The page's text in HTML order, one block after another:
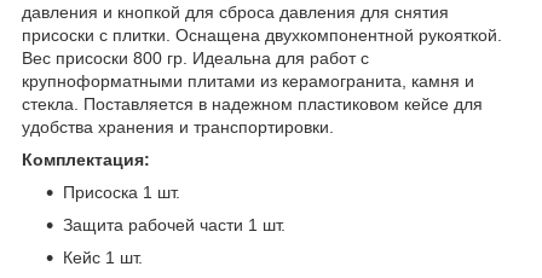
давления и кнопкой для сброса давления для снятия
присоски с плитки. Оснащена двухкомпонентной рукояткой.
Вес присоски 800 гр. Идеальна для работ с
крупноформатными плитами из керамогранита, камня и
стекла. Поставляется в надежном пластиковом кейсе для
удобства хранения и транспортировки.
Комплектация:
Присоска 1 шт.
Защита рабочей части 1 шт.
Кейс 1 шт.